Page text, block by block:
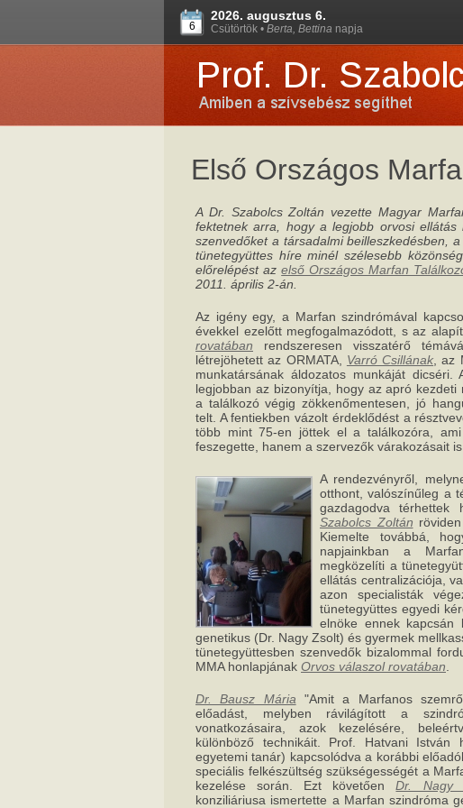
6
2026. augusztus 6.
Csütörtök • Berta, Bettina napja
Első Országos
A Dr. Szabolcs Zoltán vezette Magyar
fektetnek arra, hogy a legjobb orvosi
szenvedőket a társadalmi beilleszkedésben,
tünetegyüttes híre minél szélesebb
előrelépést azelső Országos Marfan
2011. április 2-án.
Az igény egy, a Marfan szindrómával
évekkel ezelőtt megfogalmazódott, s az
rovatában rendszeresen visszatérő
létrejöhetett az ORMATA, Varró Csillának ,
munkatársának áldozatos munkáját dicséri.
legjobban az bizonyítja, hogy az apró kezdeti
a találkozó végig zökkenőmentesen, jó
telt. A fentiekben vázolt érdeklődést a
több mint 75-en jöttek el a találkozóra,
feszegette, hanem a szervezők várakozásait is
A rendezvényről,
otthont, valószínűleg a
gazdagodva térhettek
Szabolcs Zoltán
Kiemelte továbbá,
napjainkban a
megközelíti a
ellátás centralizációja,
azon specialisták
tünetegyüttes egyedi
elnöke ennek kapcsán
genetikus (Dr. Nagy Zsolt) és gyermek
tünetegyüttesben szenvedők bizalommal
MMA honlapjának Orvos válaszol rovatában
Dr. Bausz Mária "Amit a Marfanos
előadást, melyben rávilágított a
vonatkozásaira, azok kezelésére,
különböző technikáit. Prof. Hatvani István
egyetemi tanár) kapcsolódva a korábbi
speciális felkészültség szükségességét a
kezelése során. Ezt követőenDr. Nagy
konziliáriusa ismertette a Marfan szindróma